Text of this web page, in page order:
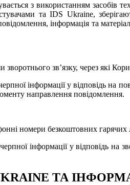
з використанням засобів
та IDS Ukraine,
інформація та
зв’язку, через які
інформації у відповідь на
направлення повідомлення.
номери безкоштовних гарячих
інформації у відповідь на
ТА